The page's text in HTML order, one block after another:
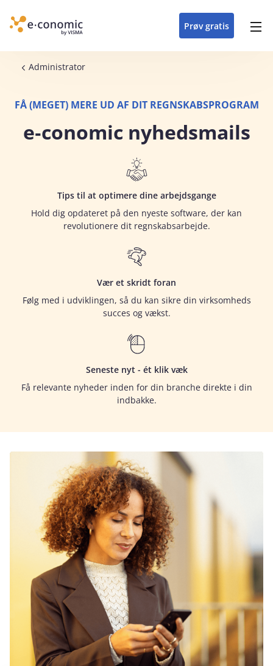
Header top menu
Prøv gratis
skræddersyet løsning
til din branche
e‑conomic
alle funktioner i
e‑conomic
e‑conomic
skræddersyede kurser
til administratorer
forhandler kan styrke
og vækste din
virksomhed
Brødkrumme
Administrator
FÅ (MEGET) MERE UD AF DIT REGNSKABSPROGRAM
e‑conomic nyhedsmails
Tips til at optimere dine arbejdsgange
Hold dig opdateret på den nyeste software, der kan
revolutionere dit regnskabsarbejde.
Vær et skridt foran
Følg med i udviklingen, så du kan sikre din virksomheds
succes og vækst.
Seneste nyt - ét klik væk
Få relevante nyheder inden for din branche direkte i din
indbakke.